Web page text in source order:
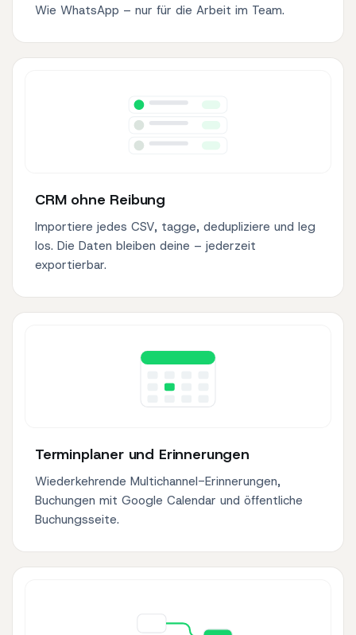
Wie WhatsApp – nur für die Arbeit im Team.
CRM ohne Reibung
Importiere jedes CSV, tagge, dedupliziere und leg
los. Die Daten bleiben deine – jederzeit
exportierbar.
Terminplaner und Erinnerungen
Wiederkehrende Multichannel-Erinnerungen,
Buchungen mit Google Calendar und öffentliche
Buchungsseite.